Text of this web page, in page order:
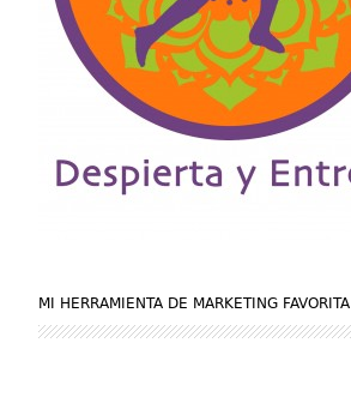
MI HERRAMIENTA DE MARKETING FAVORITA